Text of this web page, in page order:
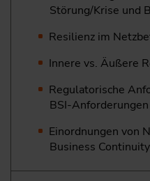
Störung/Krise und
Resilienz im
Innere vs. Äußere
Regulatorische
BSI-Anforderungen
Einordnungen von
Business Continuity